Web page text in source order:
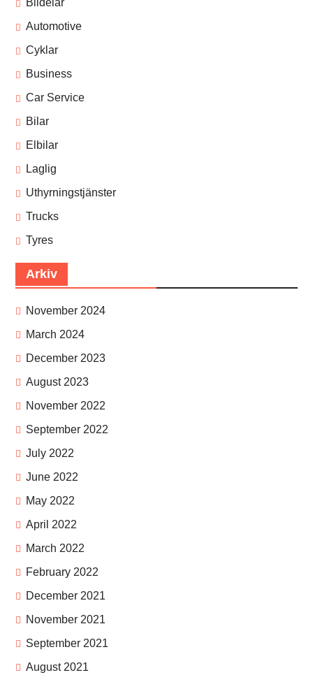
Automotive
Cyklar
Business
Car Service
Bilar
Elbilar
Laglig
Uthyrningstjänster
Trucks
Tyres
Arkiv
November 2024
March 2024
December 2023
August 2023
November 2022
September 2022
July 2022
June 2022
May 2022
April 2022
March 2022
February 2022
December 2021
November 2021
September 2021
August 2021